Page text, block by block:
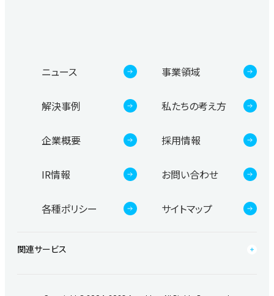
ニュース 事業領域
解決事例 私たちの考え方
企業概要 採用情報
IR情報 お問い合わせ
各種ポリシー サイトマップ
関連サービス